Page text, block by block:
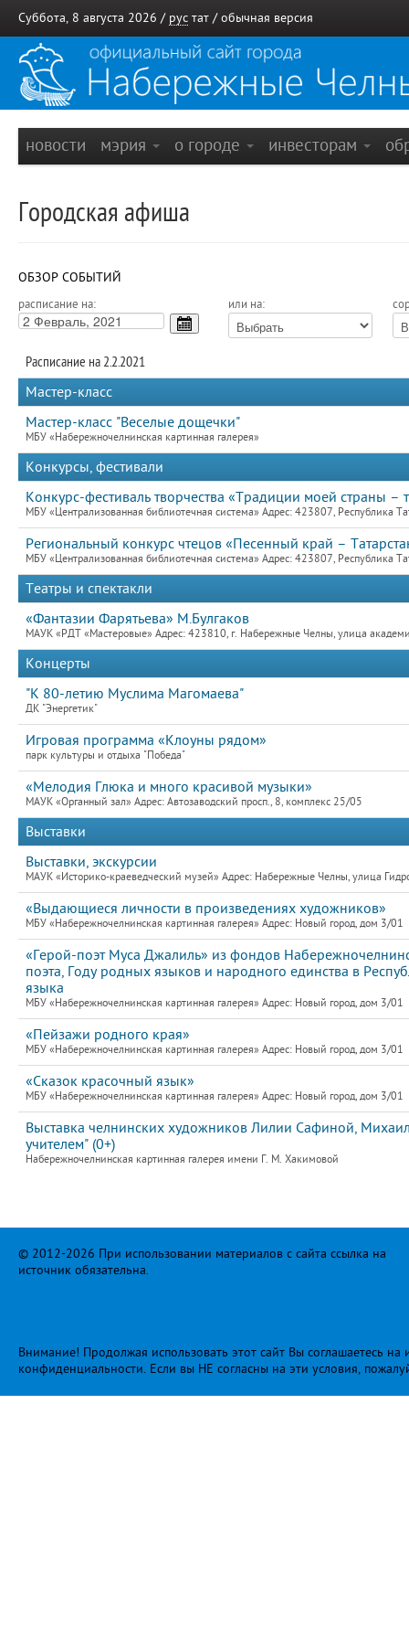
Суббота, 8 августа 2026 / рус тат / обычная версия
новости мэрия о городе инвесторам
Городская афиша
ОБЗОР СОБЫТИЙ
расписание на: или на:
Расписание на 2.2.2021
Мастер-класс
Мастер-класс "Веселые дощечки"
МБУ «Набережночелнинская картинная галерея»
Конкурсы, фестивали
Конкурс-фестиваль творчества «Традиции моей страны –
МБУ «Централизованная библиотечная система» Адрес: 423807,
Региональный конкурс чтецов «Песенный край –
МБУ «Централизованная библиотечная система» Адрес: 423807,
Театры и спектакли
«Фантазии Фарятьева» М.Булгаков
МАУК «РДТ «Мастеровые» Адрес: 423810, г. Набережные Челны, улица
Концерты
"К 80-летию Муслима Магомаева"
ДК "Энергетик"
Игровая программа «Клоуны рядом»
парк культуры и отдыха "Победа"
«Мелодия Глюка и много красивой музыки»
МАУК «Органный зал» Адрес: Автозаводский просп., 8, комплекс 25/05
Выставки
Выставки, экскурсии
МАУК «Историко-краеведческий музей» Адрес: Набережные Челны, улица
«Выдающиеся личности в произведениях художников»
МБУ «Набережночелнинская картинная галерея» Адрес: Новый город, дом 3/01
«Герой-поэт Муса Джалиль» из фондов
поэта, Году родных языков и народного единства в
языка
МБУ «Набережночелнинская картинная галерея» Адрес: Новый город, дом 3/01
«Пейзажи родного края»
МБУ «Набережночелнинская картинная галерея» Адрес: Новый город, дом 3/01
«Сказок красочный язык»
МБУ «Набережночелнинская картинная галерея» Адрес: Новый город, дом 3/01
Выставка челнинских художников Лилии Сафиной,
учителем" (0+)
Набережночелнинская картинная галерея имени Г. М. Хакимовой
© 2012-2026 При использовании материалов с сайта ссылка на
источник обязательна.
Внимание! Продолжая использовать этот сайт Вы соглашаетесь
конфиденциальности. Если вы НЕ согласны на эти условия,